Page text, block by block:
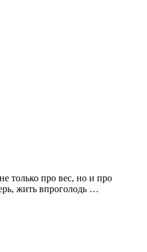
только про вес, но и про
жить впроголодь …